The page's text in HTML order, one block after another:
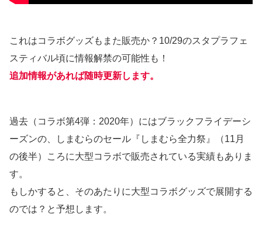
これはコラボグッズもまた販売か？10/29のスタプラフェ
スティバル頃に情報解禁の可能性も！
追加情報があれば随時更新します。
過去（コラボ第4弾：2020年）にはブラックフライデーシ
ーズンの、しまむらのセール『しまむら全力祭』（11月
の後半）ころに大型コラボで販売されている実績もありま
す。
もしかすると、そのあたりに大型コラボグッズで展開する
のでは？と予想します。